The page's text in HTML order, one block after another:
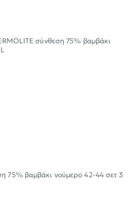
σύνθεση 75% βαμβάκι
75% βαμβάκι νούμερο 42-44 σετ 3